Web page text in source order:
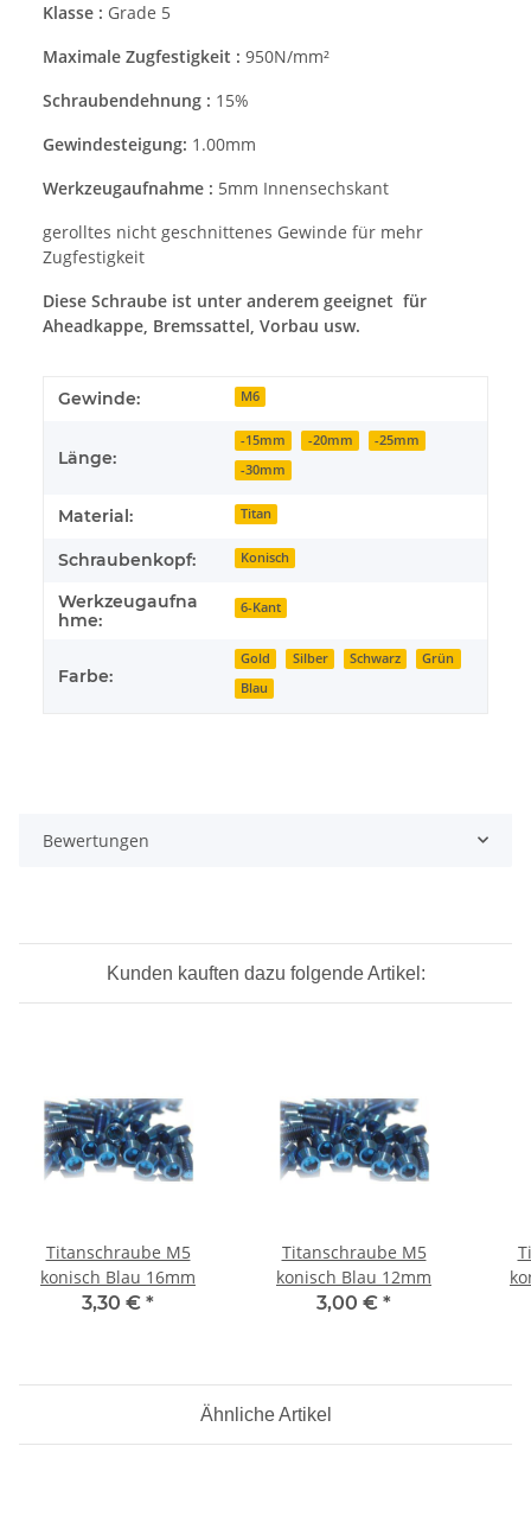
Klasse : Grade 5
Maximale Zugfestigkeit : 950N/mm²
Schraubendehnung : 15%
Gewindesteigung: 1.00mm
Werkzeugaufnahme : 5mm Innensechskant
gerolltes nicht geschnittenes Gewinde für mehr
Zugfestigkeit
Diese Schraube ist unter anderem geeignet für
Aheadkappe, Bremssattel, Vorbau usw.
Gewinde: M6
Länge:
-15mm -20mm
-25mm
-30mm
Material: Titan
Schraubenkopf: Konisch
Werkzeugaufna
hme:
6-Kant
Farbe:
Gold Silber Schwarz
Grün
Blau
Bewertungen
Kunden kauften dazu folgende Artikel:
Titanschraube M5
konisch Blau 16mm
3,30 € *
Titanschraube M5
konisch Blau 12mm
3,00 € *
Ähnliche Artikel